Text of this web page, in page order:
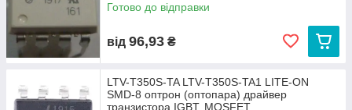
Готово до відправки
від 96,93 ₴
LTV-T350S-TA LTV-T350S-TA1 LITE-ON
SMD-8 оптрон (оптопара) драйвер
транзистора IGBT, MOSFET